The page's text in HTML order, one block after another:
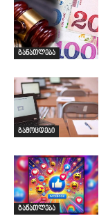
განათლება
გამოცდები
განათლება